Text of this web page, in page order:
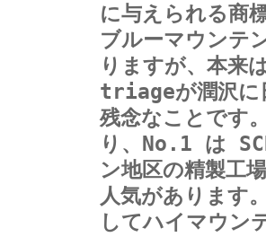
に与えられる商
ブルーマウン
りますが、本来
triageが潤沢に
残念なことで
り、No.1 は
ン地区の精製工
人気があります
してハイマウン